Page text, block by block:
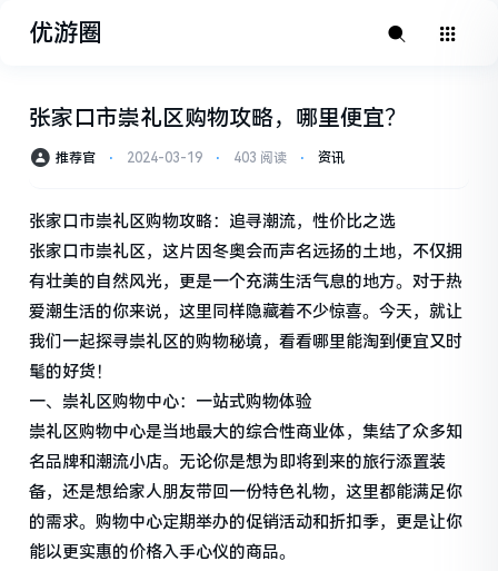
优游圈
张家口市崇礼区购物攻略，哪里便宜？
推荐官 ⋅ 2024-03-19 ⋅ 403 阅读 ⋅ 资讯
张家口市崇礼区购物攻略：追寻潮流，性价比之选
张家口市崇礼区，这片因冬奥会而声名远扬的土地，不仅拥
有壮美的自然风光，更是一个充满生活气息的地方。对于热
爱潮生活的你来说，这里同样隐藏着不少惊喜。今天，就让
我们一起探寻崇礼区的购物秘境，看看哪里能淘到便宜又时
髦的好货！
一、崇礼区购物中心：一站式购物体验
崇礼区购物中心是当地最大的综合性商业体，集结了众多知
名品牌和潮流小店。无论你是想为即将到来的旅行添置装
备，还是想给家人朋友带回一份特色礼物，这里都能满足你
的需求。购物中心定期举办的促销活动和折扣季，更是让你
能以更实惠的价格入手心仪的商品。